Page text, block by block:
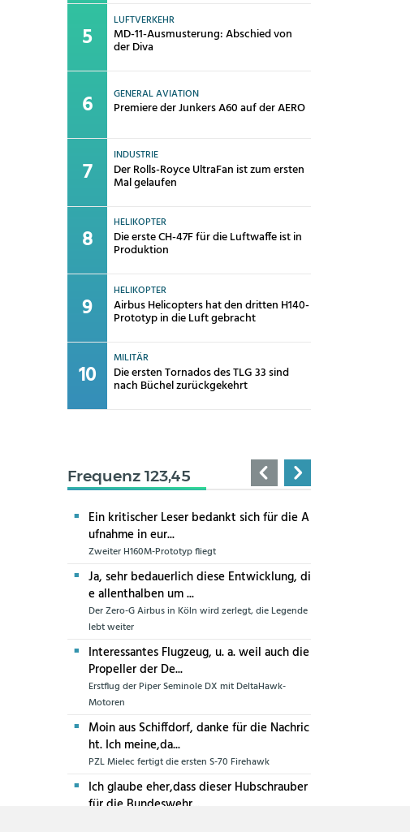
LUFTVERKEHR
MD-11-Ausmusterung: Abschied von
der Diva
GENERAL AVIATION
Premiere der Junkers A60 auf der AERO
INDUSTRIE
Der Rolls-Royce UltraFan ist zum ersten
Mal gelaufen
HELIKOPTER
Die erste CH-47F für die Luftwaffe ist in
Produktion
HELIKOPTER
Airbus Helicopters hat den dritten H140-
Prototyp in die Luft gebracht
MILITÄR
Die ersten Tornados des TLG 33 sind
nach Büchel zurückgekehrt
Frequenz 123,45
Ein kritischer Leser bedankt sich für die A
ufnahme in eur...
Zweiter H160M-Prototyp fliegt
Ja, sehr bedauerlich diese Entwicklung, di
e allenthalben um ...
Der Zero-G Airbus in Köln wird zerlegt, die Legende
lebt weiter
Interessantes Flugzeug, u. a. weil auch die
Propeller der De...
Erstflug der Piper Seminole DX mit DeltaHawk-
Motoren
Moin aus Schiffdorf, danke für die Nachric
ht. Ich meine,da...
PZL Mielec fertigt die ersten S-70 Firehawk
Ich glaube eher,dass dieser Hubschrauber
für die Bundeswehr...